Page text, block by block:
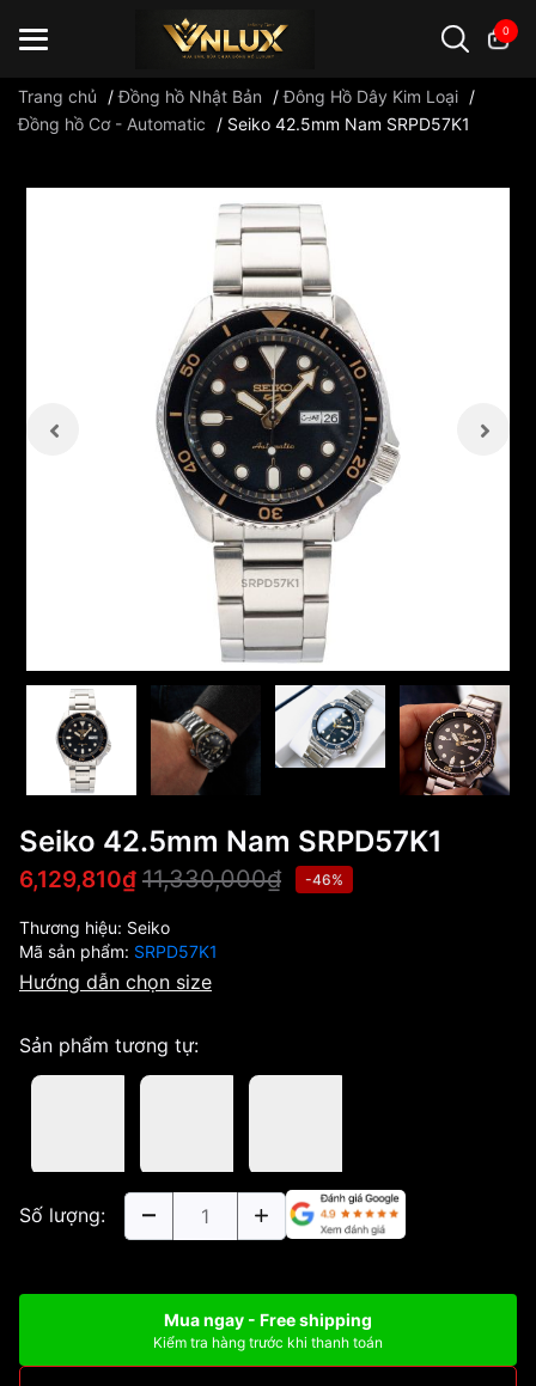
0
Trang chủ /Đồng hồ Nhật Bản /Đông Hồ Dây Kim Loại /
Đồng hồ Cơ - Automatic
/ Seiko 42.5mm Nam SRPD57K1
Seiko 42.5mm Nam SRPD57K1
6,129,810₫ 11,330,000₫ -46%
Thương hiệu: Seiko
Mã sản phẩm: SRPD57K1
Hướng dẫn chọn size
Sản phẩm tương tự:
Số lượng:
Mua ngay - Free shipping
Kiểm tra hàng trước khi thanh toán